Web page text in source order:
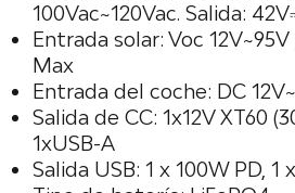
100Vac~120Vac. Salida:
Entrada solar: Voc
Max
Entrada del coche: DC
Salida de CC: 1x12V XT60
1xUSB-A
Salida USB: 1 x 100W PD, 1